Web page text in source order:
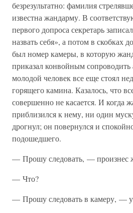
безрезультатно: фамилия
известна жандарму. В
первого допроса секретарь
назвать себя», а потом в скобках
был номер камеры, в которую
приказал конвойным сопроводить
молодой человек все еще стоял
горящего камина. Казалось, что
совершенно не касается. И когда
приблизился к нему, ни один
дрогнул; он повернулся и
подошедшего.
— Прошу следовать, — произнес
— Что?
— Прошу следовать в камеру, —